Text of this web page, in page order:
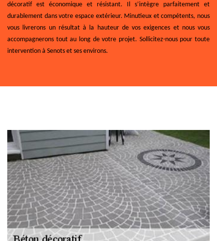
décoratif est économique et résistant. Il s’intègre parfaitement et
durablement dans votre espace extérieur. Minutieux et compétents, nous
vous livrerons un résultat à la hauteur de vos exigences et nous vous
accompagnerons tout au long de votre projet. Sollicitez-nous pour toute
intervention à Senots et ses environs.